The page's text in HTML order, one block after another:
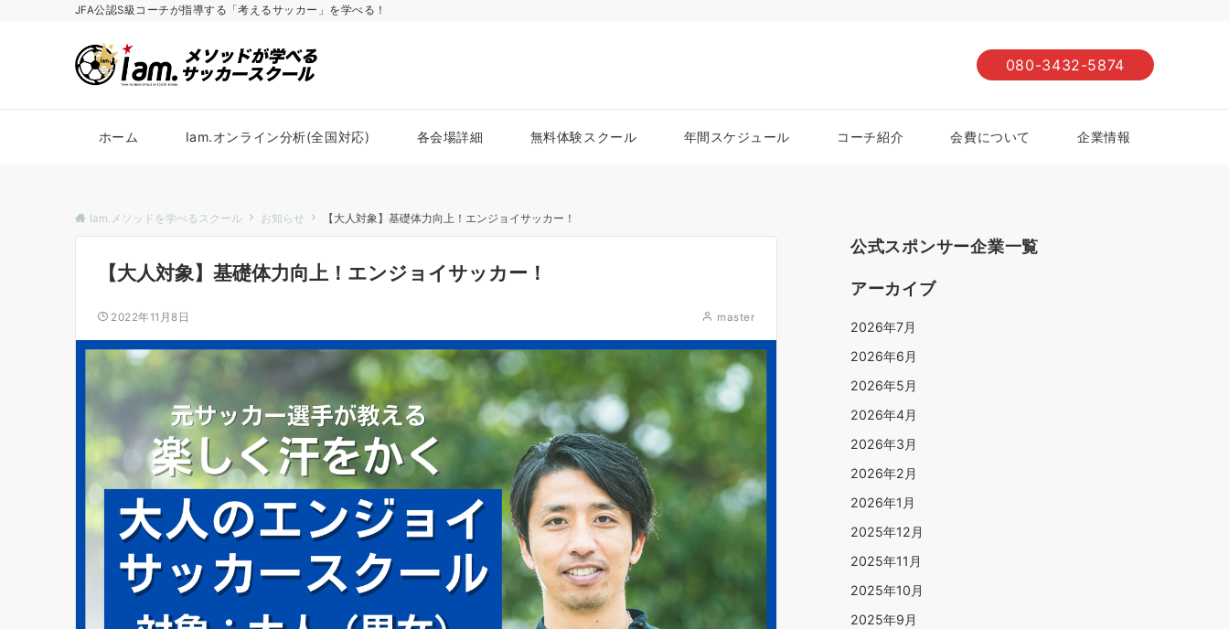
JFA公認S級コーチが指導する「考えるサッカー」を学べる！
080-3432-5874
ホーム Iam.オンライン分析(全国対応) 各会場詳細 無料体験スクール 年間スケジュール コーチ紹介 会費について 企業情報
Iam.メソッドを学べるスクール お知らせ 【大人対象】基礎体力向上！エンジョイサッカー！
【大人対象】基礎体力向上！エンジョイサッカー！
2022年11月8日 master
公式スポンサー企業一覧
アーカイブ
2026年7月
2026年6月
2026年5月
2026年4月
2026年3月
2026年2月
2026年1月
2025年12月
2025年11月
2025年10月
2025年9月